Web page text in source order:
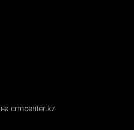
область вошла
большим
к сложным
«Әділет» представила в
crmcenter.kz